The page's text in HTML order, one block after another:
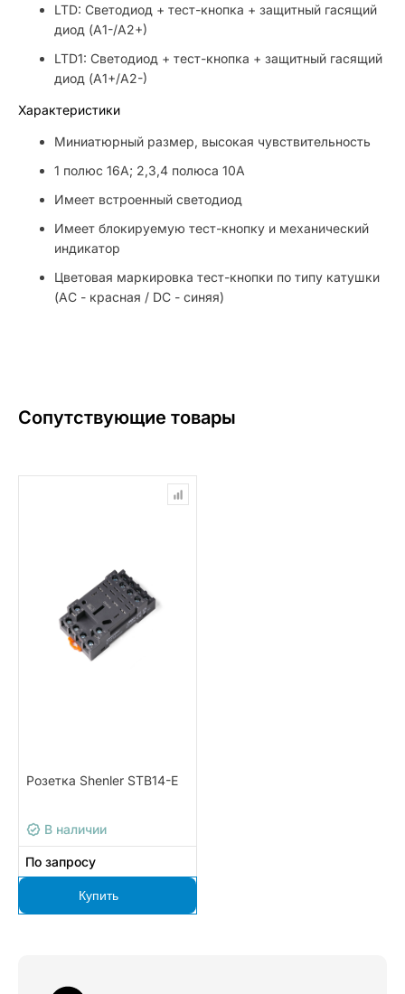
LTD: Светодиод + тест-кнопка + защитный гасящий
диод (А1-/А2+)
LTD1: Светодиод + тест-кнопка + защитный гасящий
диод (А1+/А2-)
Характеристики
Миниатюрный размер, высокая чувствительность
1 полюс 16А; 2,3,4 полюса 10А
Имеет встроенный светодиод
Имеет блокируемую тест-кнопку и механический
индикатор
Цветовая маркировка тест-кнопки по типу катушки
(AC - красная / DC - синяя)
Сопутствующие товары
Розетка Shenler STB14-E
В наличии
По запросу
Купить